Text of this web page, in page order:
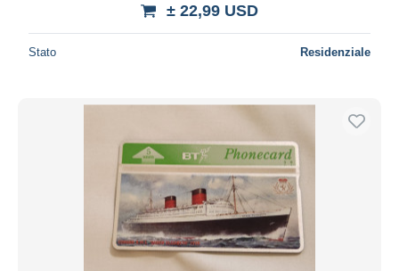
± 22,99 USD
Stato Residenziale